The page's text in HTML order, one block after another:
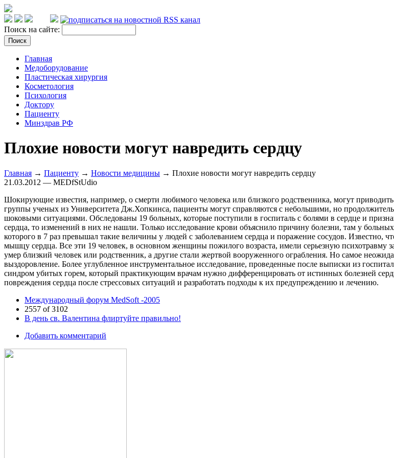
Поиск на сайте:
Главная
Медоборудование
Пластическая хирургия
Косметология
Психология
Доктору
Пациенту
Минздрав РФ
Плохие новости могут навредить сердцу
Главная → Пациенту → Новости медицины → Плохие новости могут навредить сердцу
21.03.2012 — MEDfStUdio
Шокирующие известия, например, о смерти любимого человека или близкого родственника, могут
группы ученых из Университета Дж.Хопкинса, пациенты могут справляются с небольшими, но
шоковыми ситуациями. Обследованы 19 больных, которые поступили в госпиталь с болями в сердце и
сердца, то изменений в них не нашли. Только исследование крови объяснило причину болезни, там у
которого в 7 раз превышал такие величины у людей с заболеванием сердца и поражение сосудов. Известно,
мышцу сердца. Все эти 19 человек, в основном женщины пожилого возраста, имели серьезную психотравму
умер близкий человек или родственник, а другие стали жертвой вооруженного ограбления. Но самое
выздоровление. Более углубленное инструментальное исследование, проведенные после выписки из
синдром убитых горем, который практикующим врачам нужно дифференцировать от истинных болезней
повреждения сердца после стрессовых ситуаций и разработать подходы к их предупреждению и лечению.
Международный форум MedSoft -2005
2557 of 3102
В день св. Валентина флиртуйте правильно!
Добавить комментарий